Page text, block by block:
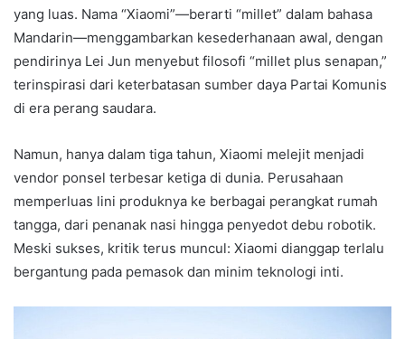
yang luas. Nama “Xiaomi”—berarti “millet” dalam bahasa
Mandarin—menggambarkan kesederhanaan awal, dengan
pendirinya Lei Jun menyebut filosofi “millet plus senapan,”
terinspirasi dari keterbatasan sumber daya Partai Komunis
di era perang saudara.
Namun, hanya dalam tiga tahun, Xiaomi melejit menjadi
vendor ponsel terbesar ketiga di dunia. Perusahaan
memperluas lini produknya ke berbagai perangkat rumah
tangga, dari penanak nasi hingga penyedot debu robotik.
Meski sukses, kritik terus muncul: Xiaomi dianggap terlalu
bergantung pada pemasok dan minim teknologi inti.